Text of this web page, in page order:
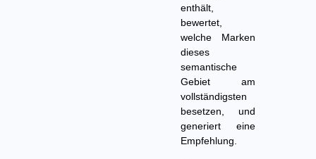
enthält,
bewertet,
welche Marken
dieses
semantische
Gebiet am
vollständigsten
besetzen, und
generiert eine
Empfehlung.